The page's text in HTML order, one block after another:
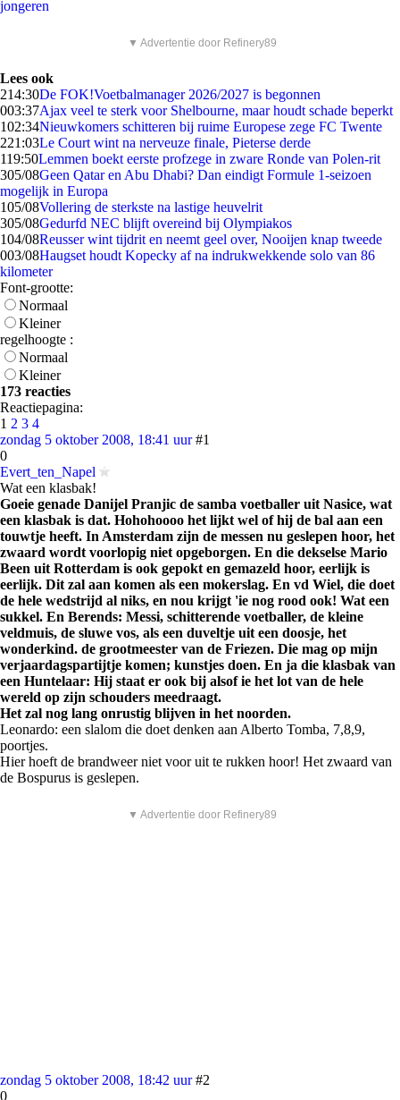
jongeren
▼ Advertentie door Refinery89
Lees ook
214:30De FOK!Voetbalmanager 2026/2027 is begonnen
003:37Ajax veel te sterk voor Shelbourne, maar houdt schade beperkt
102:34Nieuwkomers schitteren bij ruime Europese zege FC Twente
221:03Le Court wint na nerveuze finale, Pieterse derde
119:50Lemmen boekt eerste profzege in zware Ronde van Polen-rit
305/08Geen Qatar en Abu Dhabi? Dan eindigt Formule 1-seizoen
mogelijk in Europa
105/08Vollering de sterkste na lastige heuvelrit
305/08Gedurfd NEC blijft overeind bij Olympiakos
104/08Reusser wint tijdrit en neemt geel over, Nooijen knap tweede
003/08Haugset houdt Kopecky af na indrukwekkende solo van 86
kilometer
Font-grootte:
Normaal
Kleiner
regelhoogte :
Normaal
Kleiner
173 reacties
Reactiepagina:
1 2 3 4
zondag 5 oktober 2008, 18:41 uur #1
0
Evert_ten_Napel
Wat een klasbak!
Goeie genade Danijel Pranjic de samba voetballer uit Nasice, wat
een klasbak is dat. Hohohoooo het lijkt wel of hij de bal aan een
touwtje heeft. In Amsterdam zijn de messen nu geslepen hoor, het
zwaard wordt voorlopig niet opgeborgen. En die dekselse Mario
Been uit Rotterdam is ook gepokt en gemazeld hoor, eerlijk is
eerlijk. Dit zal aan komen als een mokerslag. En vd Wiel, die doet
de hele wedstrijd al niks, en nou krijgt 'ie nog rood ook! Wat een
sukkel. En Berends: Messi, schitterende voetballer, de kleine
veldmuis, de sluwe vos, als een duveltje uit een doosje, het
wonderkind. de grootmeester van de Friezen. Die mag op mijn
verjaardagspartijtje komen; kunstjes doen. En ja die klasbak van
een Huntelaar: Hij staat er ook bij alsof ie het lot van de hele
wereld op zijn schouders meedraagt.
Het zal nog lang onrustig blijven in het noorden.
Leonardo: een slalom die doet denken aan Alberto Tomba, 7,8,9,
poortjes.
Hier hoeft de brandweer niet voor uit te rukken hoor! Het zwaard van
de Bospurus is geslepen.
▼ Advertentie door Refinery89
zondag 5 oktober 2008, 18:42 uur #2
0